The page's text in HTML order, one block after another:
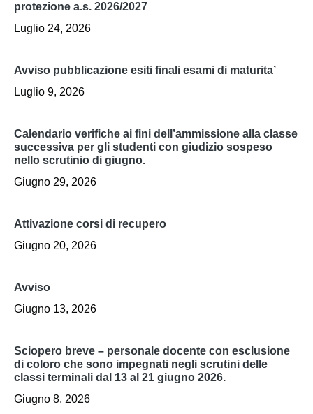
protezione a.s. 2026/2027
Luglio 24, 2026
avviso pubblicazione esiti finali esami di maturita’
Luglio 9, 2026
calendario verifiche ai fini dell’ammissione alla classe
successiva per gli studenti con giudizio sospeso
nello scrutinio di giugno.
Giugno 29, 2026
attivazione corsi di recupero
Giugno 20, 2026
avviso
Giugno 13, 2026
sciopero breve – personale docente con esclusione
di coloro che sono impegnati negli scrutini delle
classi terminali dal 13 al 21 giugno 2026.
Giugno 8, 2026